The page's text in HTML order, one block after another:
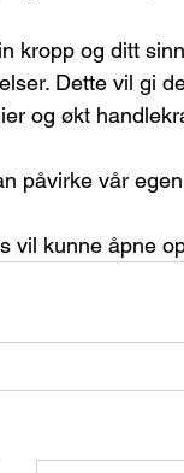
kropp og ditt
Dette vil gi
og økt
påvirke vår
vil kunne åpne